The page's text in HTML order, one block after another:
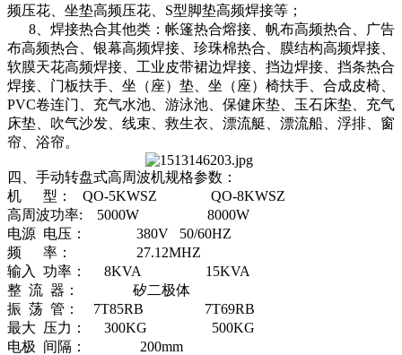
频压花、坐垫高频压花、S型脚垫高频焊接等；
8、焊接热合其他类：帐篷热合熔接、帆布高频热合、广告
布高频热合、银幕高频焊接、珍珠棉热合、膜结构高频焊接、
软膜天花高频焊接、工业皮带裙边焊接、挡边焊接、挡条热合
焊接、门板扶手、坐（座）垫、坐（座）椅扶手、合成皮椅、
PVC卷连门、充气水池、游泳池、保健床垫、玉石床垫、充气
床垫、吹气沙发、线束、救生衣、漂流艇、漂流船、浮排、窗
帘、浴帘。
四、手动转盘式高周波机规格参数：
机 型： QO-5KWSZ QO-8KWSZ
高周波功率: 5000W 8000W
电源 电压： 380V 50/60HZ
频 率： 27.12MHZ
输入 功率： 8KVA 15KVA
整 流 器： 矽二极体
振 荡 管： 7T85RB 7T69RB
最大 压力： 300KG 500KG
电极 间隔： 200mm